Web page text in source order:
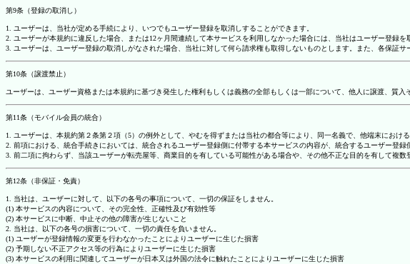
第9条（登録の取消し）
1. ユーザーは、当社が定める手続により、いつでもユーザー登録を取消しすることができます。
2. ユーザーが本規約に違反した場合、または12ヶ月間連続して本サービスを利用しなかった場合には、当社はユーザー登録
3. ユーザーは、ユーザー登録の取消しがなされた場合、当社に対して何ら請求権も取得しないものとします。また、各保証
第10条（譲渡禁止）
ユーザーは、ユーザー資格または本規約に基づき発生した権利もしくは義務の全部もしくは一部について、他人に譲渡、質入
第11条（モバイル会員の統合）
1. ユーザーは、本規約第２条第２項（5）の例外として、やむを得ずまたは当社の都合等により、同一名義で、他端末にお
2. 前項における、統合手続きにおいては、統合されるユーザー登録側に付帯する本サービスの内容が、統合するユーザー登録
3. 前二項に拘わらず、当該ユーザーが転売屋等、商業目的を有している可能性がある場合や、その他不正な目的を有して複
第12条（非保証・免責）
1. 当社は、ユーザーに対して、以下の各号の事項について、一切の保証をしません。
(1) 本サービスの内容について、その完全性、正確性及び有効性等
(2) 本サービスに中断、中止その他の障害が生じないこと
2. 当社は、以下の各号の損害について、一切の責任を負いません。
(1) ユーザーが登録情報の変更を行わなかったことによりユーザーに生じた損害
(2) 予期しない不正アクセス等の行為によりユーザーに生じた損害
(3) 本サービスの利用に関連してユーザーが日本又は外国の法令に触れたことによりユーザーに生じた損害